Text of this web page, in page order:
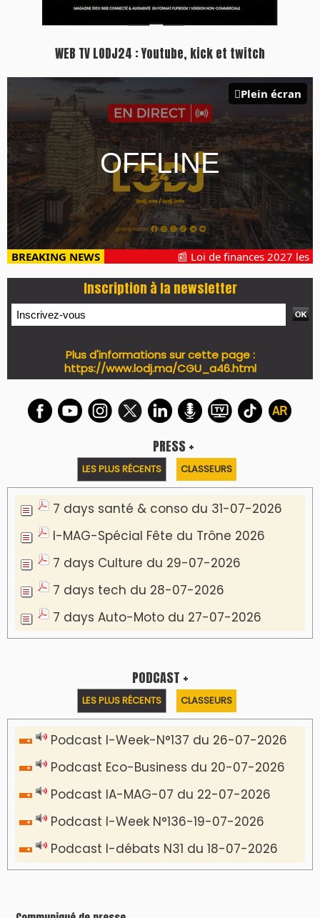
WEB TV LODJ24 : Youtube, kick et twitch
Plein écran
BREAKING NEWS 📰 Loi de finances 2027 les
Inscription à la newsletter
Plus d'informations sur cette page :
https://www.lodj.ma/CGU_a46.html
PRESS +
LES PLUS RÉCENTS CLASSEURS
7 days santé & conso du 31-07-2026
I-MAG-Spécial Fête du Trône 2026
7 days Culture du 29-07-2026
7 days tech du 28-07-2026
7 days Auto-Moto du 27-07-2026
PODCAST +
LES PLUS RÉCENTS CLASSEURS
Podcast I-Week-N°137 du 26-07-2026
Podcast Eco-Business du 20-07-2026
Podcast IA-MAG-07 du 22-07-2026
Podcast I-Week N°136-19-07-2026
Podcast I-débats N31 du 18-07-2026